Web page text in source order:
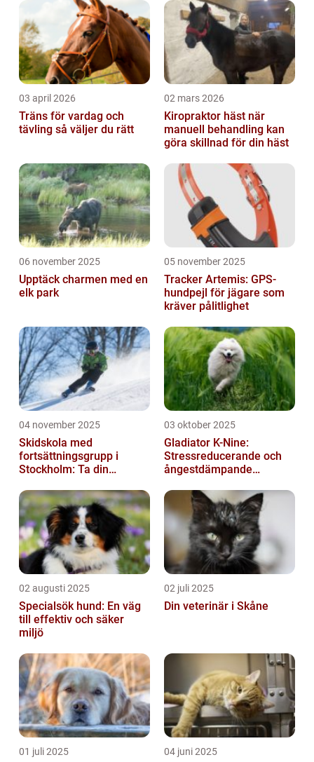
03 april 2026
Träns för vardag och
tävling så väljer du rätt
02 mars 2026
Kiropraktor häst när
manuell behandling kan
göra skillnad för din häst
06 november 2025
Upptäck charmen med en
elk park
05 november 2025
Tracker Artemis: GPS-
hundpejl för jägare som
kräver pålitlighet
04 november 2025
Skidskola med
fortsättningsgrupp i
Stockholm: Ta din
03 oktober 2025
Gladiator K-Nine:
Stressreducerande och
ångestdämpande
02 augusti 2025
Specialsök hund: En väg
till effektiv och säker
miljö
02 juli 2025
Din veterinär i Skåne
01 juli 2025 04 juni 2025